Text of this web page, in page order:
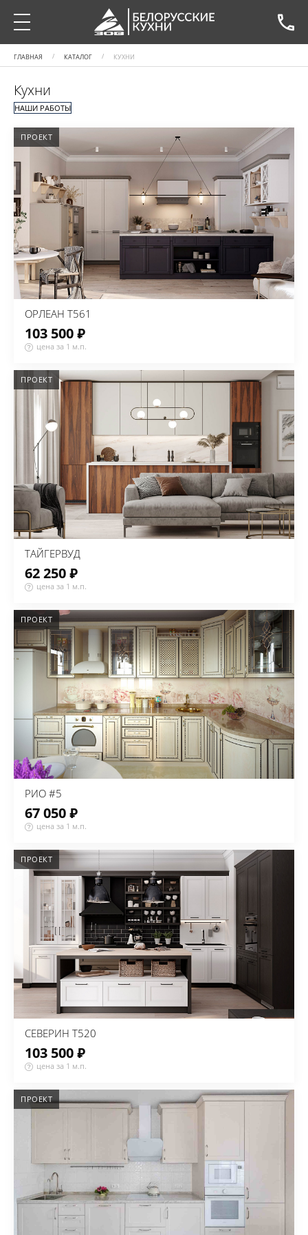
ГЛАВНАЯ КАТАЛОГ КУХНИ
Кухни
НАШИ РАБОТЫ
ПРОЕКТ
ОРЛЕАН Т561
103 500 ₽
цена за 1 м.п.
ПРОЕКТ
ТАЙГЕРВУД
62 250 ₽
цена за 1 м.п.
ПРОЕКТ
РИО #5
67 050 ₽
цена за 1 м.п.
ПРОЕКТ
СЕВЕРИН Т520
103 500 ₽
цена за 1 м.п.
ПРОЕКТ